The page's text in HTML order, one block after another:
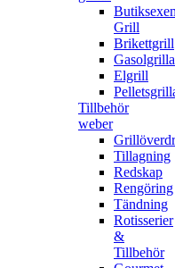
Grill
Brikettgrill
Elgrill
Tillbehör
weber
Tillagning
Redskap
Rengöring
Tändning
Rotisserier
&
Tillbehör